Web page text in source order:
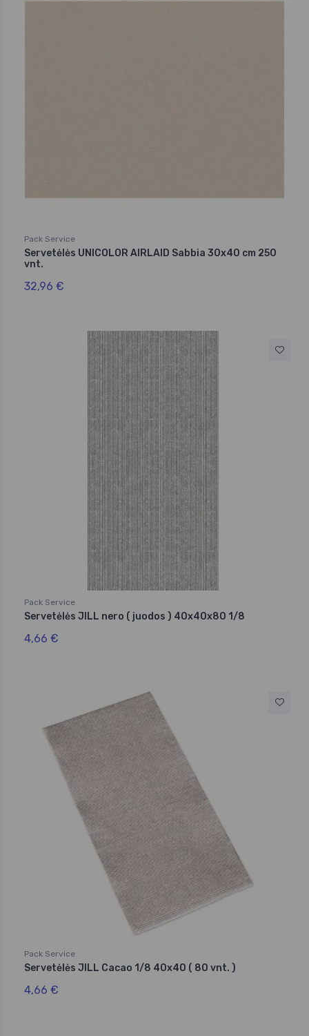
Pack Service
Servetėlės UNICOLOR AIRLAID Sabbia 30x40 cm 250
vnt.
32,96 €
Pack Service
Servetėlės JILL nero ( juodos ) 40x40x80 1/8
4,66 €
Pack Service
Servetėlės JILL Cacao 1/8 40x40 ( 80 vnt. )
4,66 €